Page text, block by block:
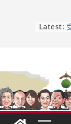
Latest: